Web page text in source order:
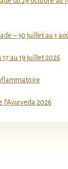
– 30 juillet au 3
au 19 juillet 2026
l’Ayurveda 2026